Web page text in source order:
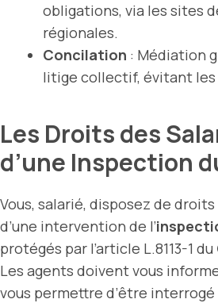
obligations, via les sites
régionales.
Concilation : Médiation
litige collectif, évitant les
Les Droits des
d’une Inspection
Vous, salarié, disposez de
d’une intervention de l’
protégés par l’article L.8113-1 du
Les agents doivent vous
vous permettre d’être interrogé